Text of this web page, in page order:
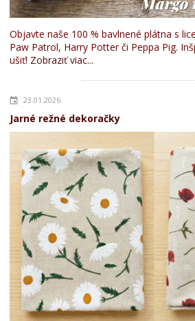
Objavte naše 100 % bavlnené plátna s
Paw Patrol, Harry Potter či Peppa Pig.
ušiť! Zobraziť viac...
23.01.2026
Jarné režné dekoračky